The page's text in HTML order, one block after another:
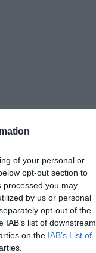
of your personal or
opt-out section to
processed you may
by us or personal
opt-out of the
list of downstream
on the IAB’s List of